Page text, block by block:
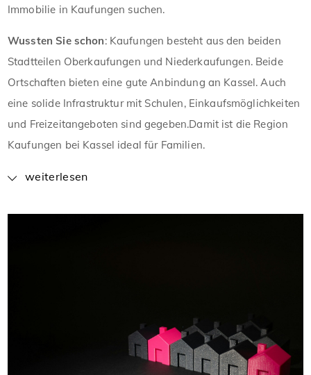
Immobilie in Kaufungen suchen.
Wussten Sie schon: Kaufungen besteht aus den beiden
Stadtteilen Oberkaufungen und Niederkaufungen. Beide
Ortschaften bieten eine gute Anbindung an Kassel. Auch
eine solide Infrastruktur mit Schulen, Einkaufsmöglichkeiten
und Freizeitangeboten sind gegeben.Damit ist die Region
Kaufungen bei Kassel ideal für Familien.